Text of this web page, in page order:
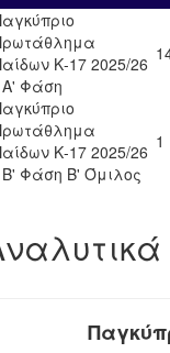
Κ-17 2025/26
Φάση
Κ-17 2025/26
Φάση Β' Όμιλος
1